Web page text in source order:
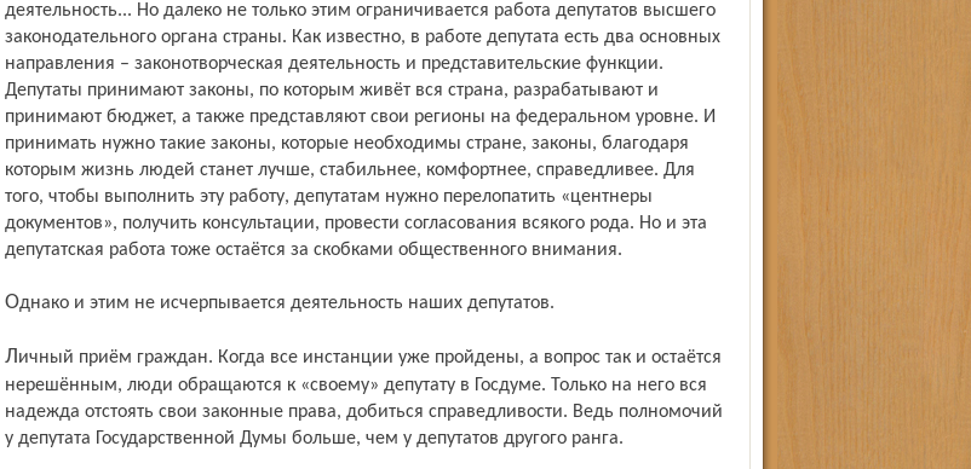
деятельность... Но далеко не только этим ограничивается работа депутатов высшего
законодательного органа страны. Как известно, в работе депутата есть два основных
направления – законотворческая деятельность и представительские функции.
Депутаты принимают законы, по которым живёт вся страна, разрабатывают и
принимают бюджет, а также представляют свои регионы на федеральном уровне. И
принимать нужно такие законы, которые необходимы стране, законы, благодаря
которым жизнь людей станет лучше, стабильнее, комфортнее, справедливее. Для
того, чтобы выполнить эту работу, депутатам нужно перелопатить «центнеры
документов», получить консультации, провести согласования всякого рода. Но и эта
депутатская работа тоже остаётся за скобками общественного внимания.
Однако и этим не исчерпывается деятельность наших депутатов.
Личный приём граждан. Когда все инстанции уже пройдены, а вопрос так и остаётся
нерешённым, люди обращаются к «своему» депутату в Госдуме. Только на него вся
надежда отстоять свои законные права, добиться справедливости. Ведь полномочий
у депутата Государственной Думы больше, чем у депутатов другого ранга.